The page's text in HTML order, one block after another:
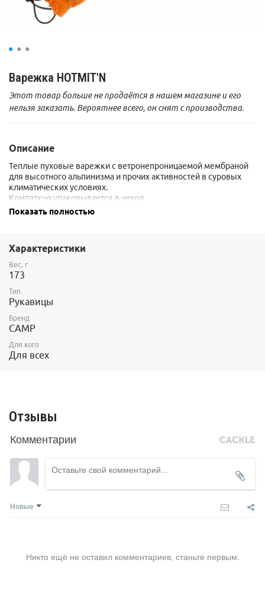
Варежка HOTMIT'N
Этот товар больше не продаётся в нашем магазине и его
нельзя заказать. Вероятнее всего, он снят с производства.
Описание
Теплые пуховые варежки с ветронепроницаемой мембраной
для высотного альпинизма и прочих активностей в суровых
климатических условиях.
Компаткно упаковывается в чехол.
Показать полностью
Характеристики
Вес, г
173
Тип
Рукавицы
Бренд
CAMP
Для кого
Для всех
Отзывы
Комментарии
Новые
Никто ещё не оставил комментариев, станьте первым.